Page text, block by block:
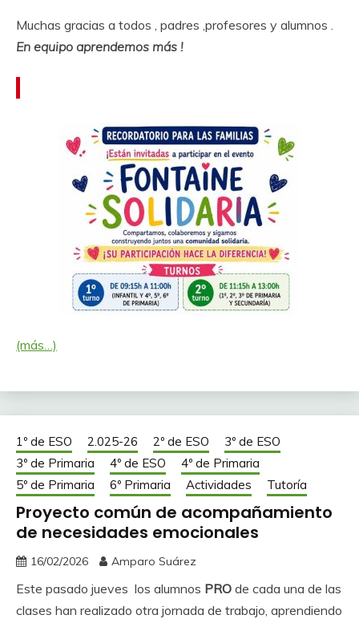
Muchas gracias a todos , padres ,profesores y alumnos .
En equipo aprendemos más !
(más…)
1º de ESO 2.025-26 2º de ESO
3º de ESO
3º de Primaria
4º de ESO
4º de Primaria
5º de Primaria
6º Primaria Actividades Tutoría
Proyecto común de acompañamiento
de necesidades emocionales
16/02/2026 Amparo Suárez
Este pasado jueves los alumnos PRO de cada una de las
clases han realizado otra jornada de trabajo, aprendiendo